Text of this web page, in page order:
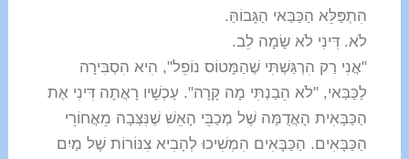
הִתְפַּלֵּא הַכַּבַּאי הַגָּבוֹהַּ.
לֹא. דִּינִי לֹא שָׂמָה לֵב.
"אֲנִי רַק הִרְגַּשְׁתִּי שֶׁהַמָּטוֹס נוֹפֵל", הִיא הִסְבִּירָה
לַכַּבַּאי, "לֹא הֵבַנְתִּי מָה קָרָה". עַכְשָׁיו רָאֲתָה דִּינִי אֶת
הַכַּבָּאִית הָאֲדֻמָּה שֶׁל מְכַבֵּי הָאֵשׁ שֶׁנִּצְּבָה מֵאֲחוֹרֵי
הַכַּבָּאִים. הַכַּבָּאִים הִמְשִׁיכוּ לְהָבִיא צִנּוֹרוֹת שֶׁל מַיִם